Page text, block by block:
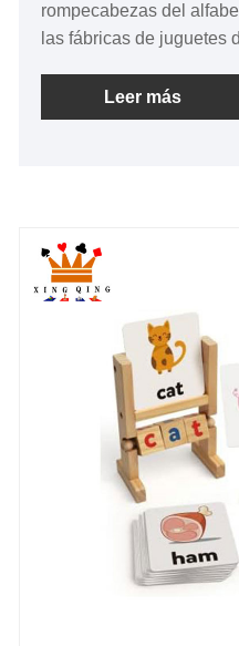
rompecabezas del
las fábricas de juguetes
respetuosos con el
certificados por el FSC
Leer más